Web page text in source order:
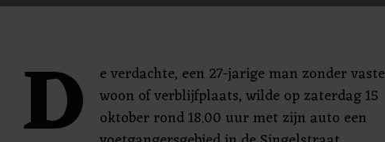
D
e verdachte, een 27-jarige man zonder vaste
woon of verblijfplaats, wilde op zaterdag 15
oktober rond 18.00 uur met zijn auto een